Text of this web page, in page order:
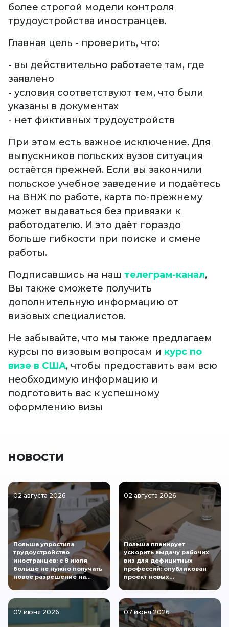
более строгой модели контроля
трудоустройства иностранцев.
Главная цель - проверить, что:
- вы действительно работаете там, где
заявлено
- условия соответствуют тем, что были
указаны в документах
- нет фиктивных трудоустройств
При этом есть важное исключение. Для
выпускников польских вузов ситуация
остаётся прежней. Если вы закончили
польское учебное заведение и подаётесь
на ВНЖ по работе, карта по-прежнему
может выдаваться без привязки к
работодателю. И это даёт гораздо
больше гибкости при поиске и смене
работы.
Подписавшись на наш телеграм-канал,
Вы также сможете получить
дополнительную информацию от
визовых специалистов.
Не забывайте, что мы также предлагаем
курсы по визовым вопросам и курс по
визе в США, чтобы предоставить вам всю
необходимую информацию и
подготовить вас к успешному
оформлению визы
НОВОСТИ
02 августа 2026
Польша упростила
трудоустройство
иностранцев: с 8 июля
больше не нужно получать
новое разрешение на…
02 августа 2026
Польша планирует
ускорить выдачу рабочих
виз для дефицитных
профессий: опубликован
проект новых…
07 июня 2026 07 июня 2026